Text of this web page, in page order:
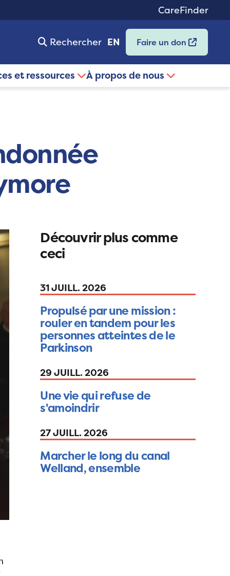
CareFinder
Rechercher EN Faire un don
et ressources À propos de nous
Découvrir plus comme
ceci
31 JUILL. 2026
Propulsé par une mission :
rouler en tandem pour les
personnes atteintes de le
Parkinson
29 JUILL. 2026
Une vie qui refuse de
s'amoindrir
27 JUILL. 2026
Marcher le long du canal
Welland, ensemble